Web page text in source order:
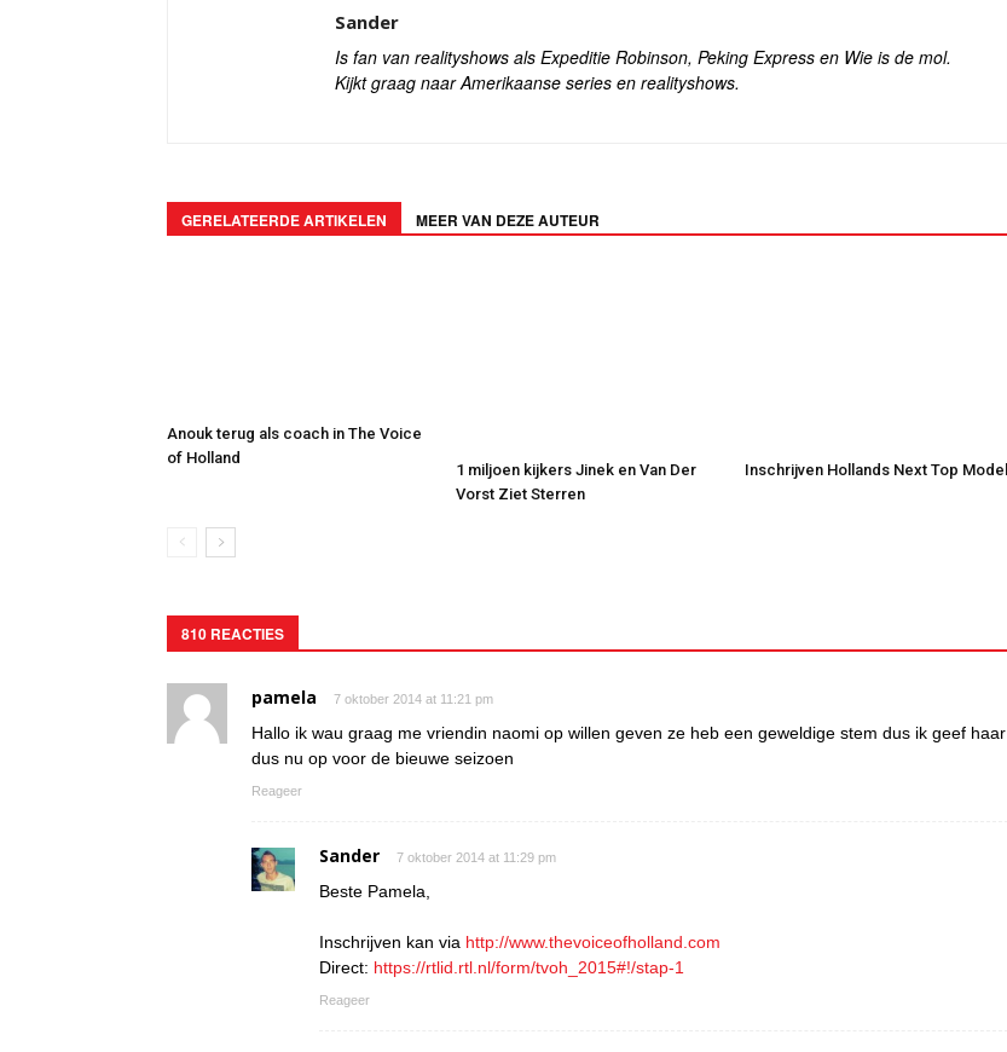
Sander
Is fan van realityshows als Expeditie Robinson, Peking Express en Wie is de mol.
Kijkt graag naar Amerikaanse series en realityshows.
GERELATEERDE ARTIKELEN MEER VAN DEZE AUTEUR
Anouk terug als coach in The Voice
of Holland
1 miljoen kijkers Jinek en Van Der
Vorst Ziet Sterren
Inschrijven Hollands Next Top Model
810 REACTIES
pamela 7 oktober 2014 at 11:21 pm
Hallo ik wau graag me vriendin naomi op willen geven ze heb een geweldige stem dus ik geef haar
dus nu op voor de bieuwe seizoen
Reageer
Sander 7 oktober 2014 at 11:29 pm
Beste Pamela,
Inschrijven kan via http://www.thevoiceofholland.com
Direct: https://rtlid.rtl.nl/form/tvoh_2015#!/stap-1
Reageer